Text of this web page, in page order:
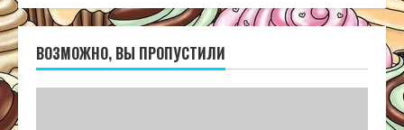
ВОЗМОЖНО, ВЫ ПРОПУСТИЛИ